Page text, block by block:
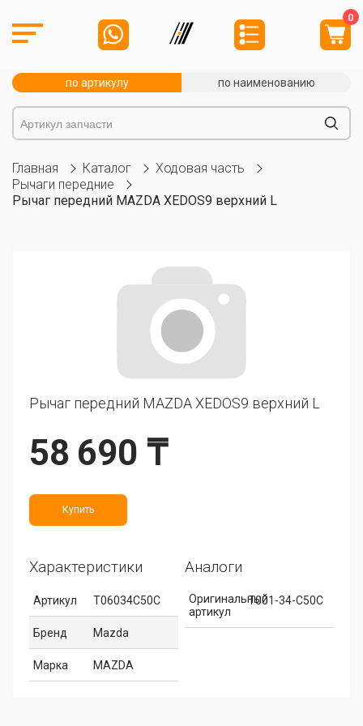
0
по артикулу по наименованию
Главная Каталог
Ходовая часть
Рычаги передние
Рычаг передний MAZDA XEDOS9 верхний L
Рычаг передний MAZDA XEDOS9 верхний L
58 690 ₸
Купить
Характеристики
Артикул T06034C50C
Бренд Mazda
Марка MAZDA
Аналоги
Оригинальный
артикул
T001-34-C50C